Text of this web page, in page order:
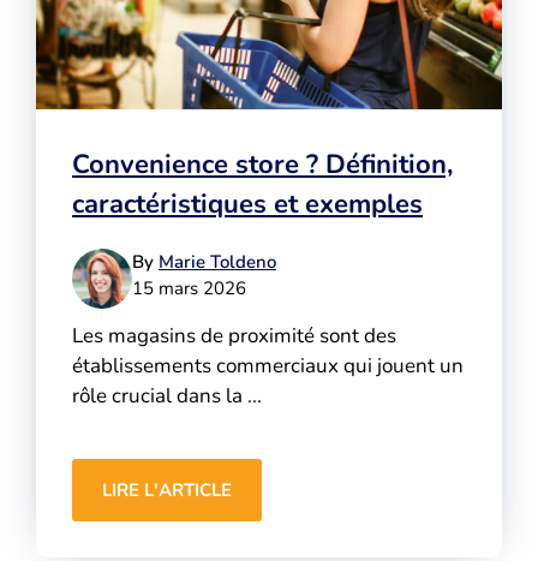
Convenience store ? Définition,
caractéristiques et exemples
By Marie Toldeno
15 mars 2026
Les magasins de proximité sont des
établissements commerciaux qui jouent un
rôle crucial dans la ...
LIRE L'ARTICLE